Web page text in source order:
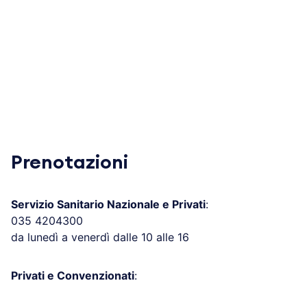
Prenotazioni
Servizio Sanitario Nazionale e Privati:
035 4204300
da lunedì a venerdì dalle 10 alle 16
Privati e Convenzionati: